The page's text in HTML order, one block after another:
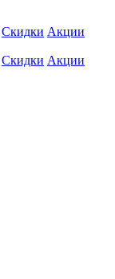
Скидки Акции
Скидки Акции